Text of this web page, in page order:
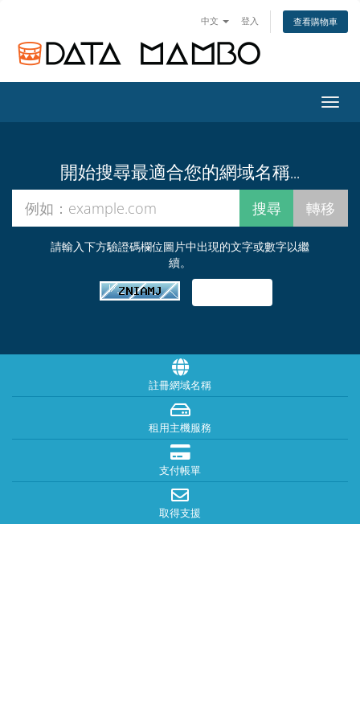
中文 登入 查看購物車
切
換
開始搜尋最適合您的網域名稱...
請輸入下方驗證碼欄位圖片中出現的文字或數字以繼
續。
註冊網域名稱
租用主機服務
支付帳單
取得支援